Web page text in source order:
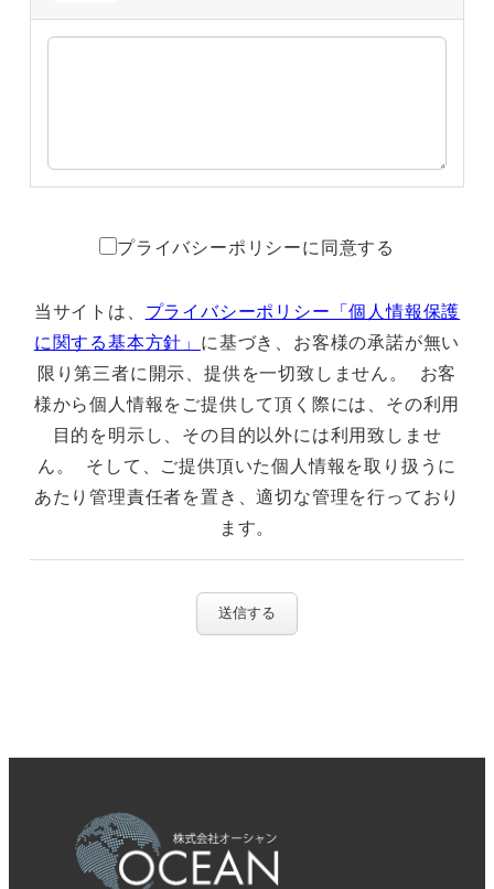
プライバシーポリシーに同意する
当サイトは、 プライバシーポリシー「個人情報保護
に関する基本方針」 に基づき、お客様の承諾が無い
限り第三者に開示、提供を一切致しません。 お客
様から個人情報をご提供して頂く際には、その利用
目的を明示し、その目的以外には利用致しませ
ん。 そして、ご提供頂いた個人情報を取り扱うに
あたり管理責任者を置き、適切な管理を行っており
ます。
送信する